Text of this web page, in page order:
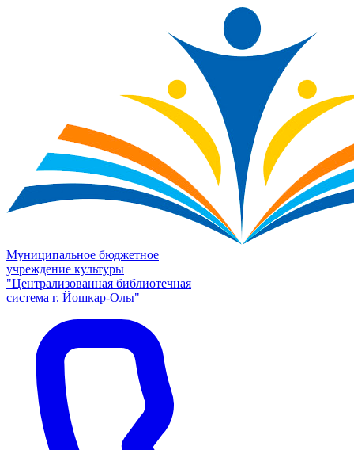
Муниципальное бюджетное
учреждение культуры
"Централизованная библиотечная
система г. Йошкар-Олы"